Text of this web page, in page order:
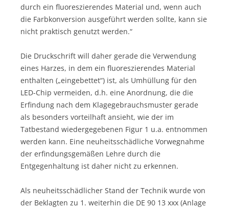
durch ein fluoreszierendes Material und, wenn auch
die Farbkonversion ausgeführt werden sollte, kann sie
nicht praktisch genutzt werden.“
Die Druckschrift will daher gerade die Verwendung
eines Harzes, in dem ein fluoreszierendes Material
enthalten („eingebettet“) ist, als Umhüllung für den
LED-Chip vermeiden, d.h. eine Anordnung, die die
Erfindung nach dem Klagegebrauchsmuster gerade
als besonders vorteilhaft ansieht, wie der im
Tatbestand wiedergegebenen Figur 1 u.a. entnommen
werden kann. Eine neuheitsschädliche Vorwegnahme
der erfindungsgemäßen Lehre durch die
Entgegenhaltung ist daher nicht zu erkennen.
Als neuheitsschädlicher Stand der Technik wurde von
der Beklagten zu 1. weiterhin die DE 90 13 xxx (Anlage